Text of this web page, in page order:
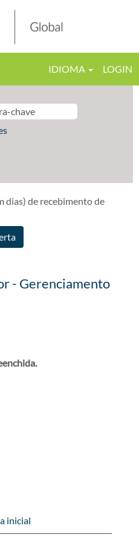
IDIOMA LOGIN
dias) de recebimento de
- Gerenciamento
inicial